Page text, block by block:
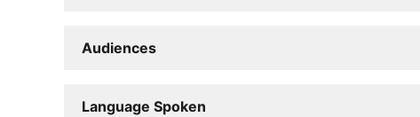
Audiences
Language Spoken